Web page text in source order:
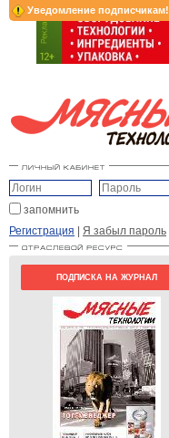
Уведомление подписчикам!
запомнить
Регистрация | Я забыл пароль
ПОДПИСКА НА ЖУРНАЛ